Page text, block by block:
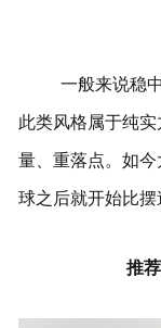
一般来说稳
此类风格属于纯
量、重落点。如
球之后就开始比摆
推